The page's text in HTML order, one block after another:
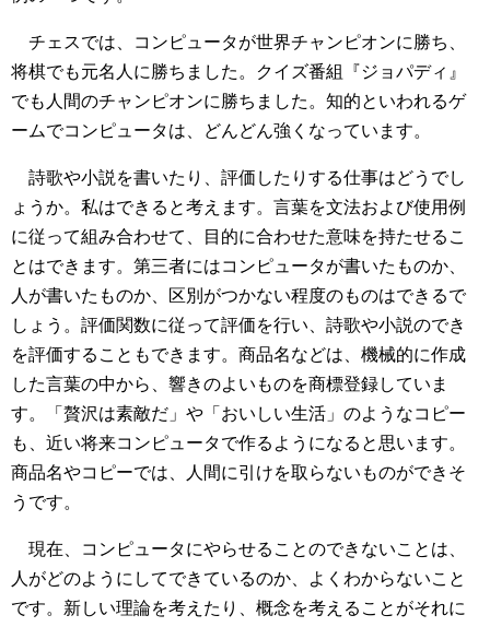
チェスでは、コンピュータが世界チャンピオンに勝ち、
将棋でも元名人に勝ちました。クイズ番組『ジョパディ』
でも人間のチャンピオンに勝ちました。知的といわれるゲ
ームでコンピュータは、どんどん強くなっています。
詩歌や小説を書いたり、評価したりする仕事はどうでし
ょうか。私はできると考えます。言葉を文法および使用例
に従って組み合わせて、目的に合わせた意味を持たせるこ
とはできます。第三者にはコンピュータが書いたものか、
人が書いたものか、区別がつかない程度のものはできるで
しょう。評価関数に従って評価を行い、詩歌や小説のでき
を評価することもできます。商品名などは、機械的に作成
した言葉の中から、響きのよいものを商標登録していま
す。「贅沢は素敵だ」や「おいしい生活」のようなコピー
も、近い将来コンピュータで作るようになると思います。
商品名やコピーでは、人間に引けを取らないものができそ
うです。
現在、コンピュータにやらせることのできないことは、
人がどのようにしてできているのか、よくわからないこと
です。新しい理論を考えたり、概念を考えることがそれに